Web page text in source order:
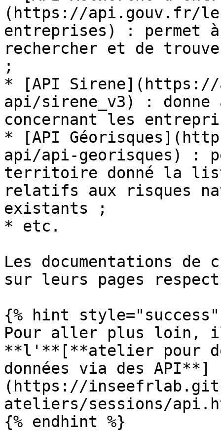
(https://api.gouv.fr/
entreprises) : permet
rechercher et de
;
* [API
api/sirene_v3) : donne
concernant les
* [API
api/api-georisques) :
territoire donné la
relatifs aux risques
existants ;
* etc.
Les documentations de
sur leurs pages
{% hint style="success"
Pour aller plus loin,
**l'**[**atelier pour
données via des API**]
(https://
ateliers/sessions/
{% endhint %}